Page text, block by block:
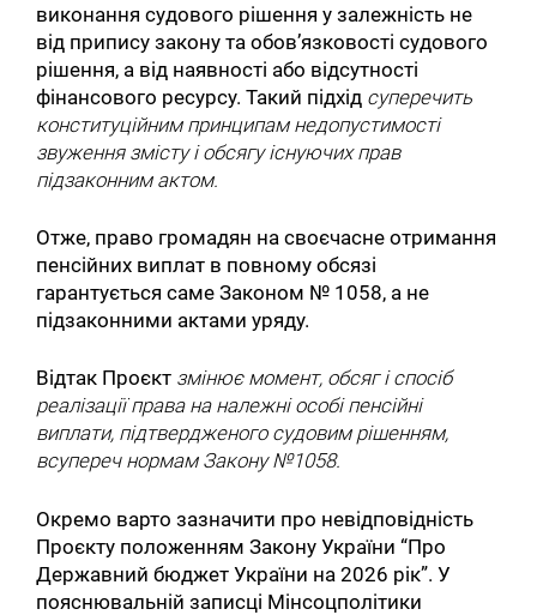
виконання судового рішення у залежність не
від припису закону та обов’язковості судового
рішення, а від наявності або відсутності
фінансового ресурсу. Такий підхід суперечить
конституційним принципам недопустимості
звуження змісту і обсягу існуючих прав
підзаконним актом.
Отже, право громадян на своєчасне отримання
пенсійних виплат в повному обсязі
гарантується саме Законом № 1058, а не
підзаконними актами уряду.
Відтак Проєкт змінює момент, обсяг і спосіб
реалізації права на належні особі пенсійні
виплати, підтвердженого судовим рішенням,
всупереч нормам Закону №1058.
Окремо варто зазначити про невідповідність
Проєкту положенням Закону України “Про
Державний бюджет України на 2026 рік”. У
пояснювальній записці Мінсоцполітики